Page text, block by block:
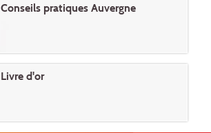
Conseils pratiques Auvergne
Livre d'or